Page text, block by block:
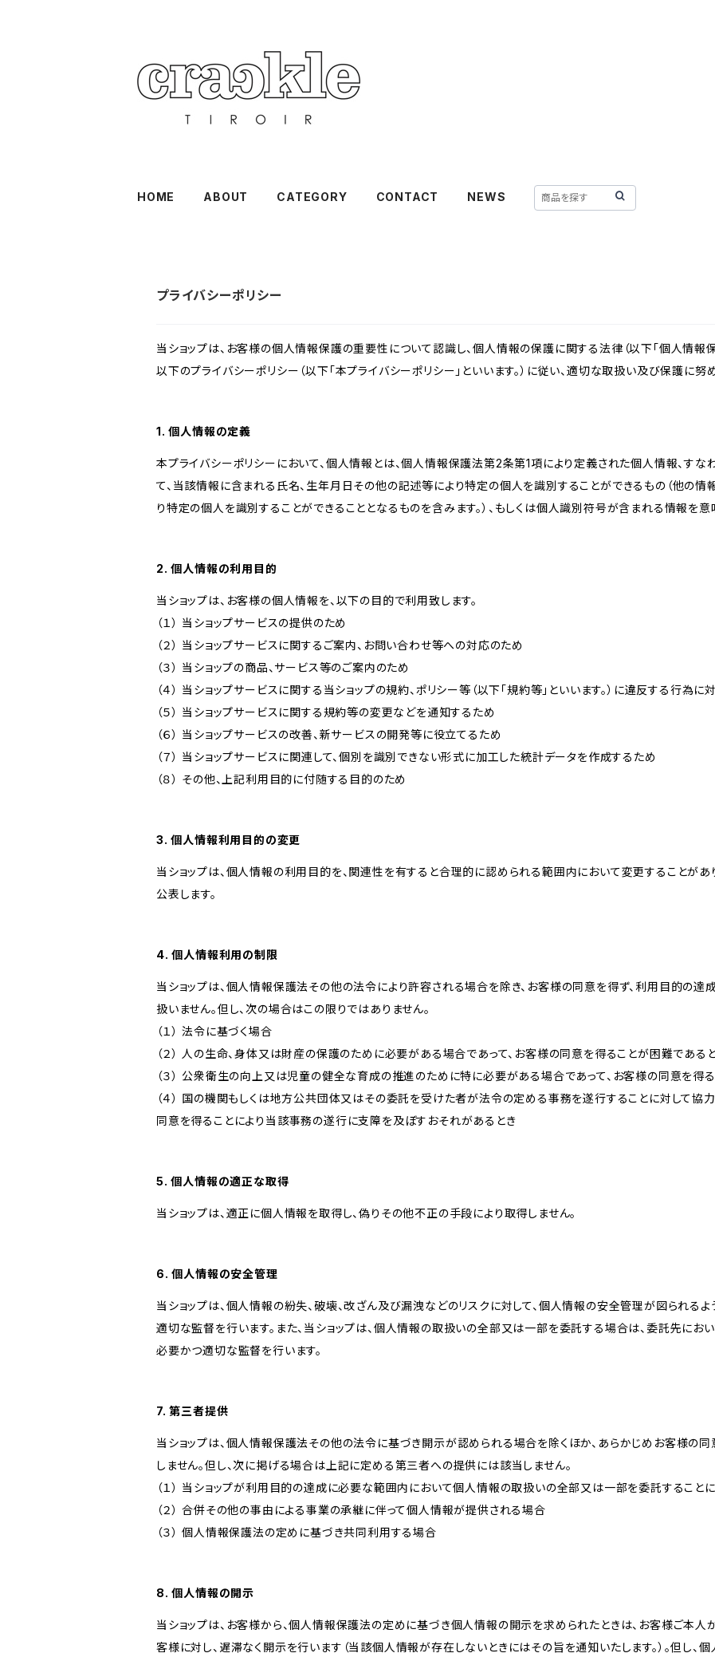
HOME ABOUT CATEGORY CONTACT NEWS
プライバシーポリシー
当ショップは、お客様の個人情報保護の重要性について認識し、個人情報の保護に関する法律（以下「個人情報保
以下のプライバシーポリシー（以下「本プライバシーポリシー」といいます。）に従い、適切な取扱い及び保護に努め
1. 個人情報の定義
本プライバシーポリシーにおいて、個人情報とは、個人情報保護法第2条第1項により定義された個人情報、すな
て、当該情報に含まれる氏名、生年月日その他の記述等により特定の個人を識別することができるもの（他の情
り特定の個人を識別することができることとなるものを含みます。）、もしくは個人識別符号が含まれる情報を意
2. 個人情報の利用目的
当ショップは、お客様の個人情報を、以下の目的で利用致します。
（１） 当ショップサービスの提供のため
（２） 当ショップサービスに関するご案内、お問い合わせ等への対応のため
（３） 当ショップの商品、サービス等のご案内のため
（４） 当ショップサービスに関する当ショップの規約、ポリシー等（以下「規約等」といいます。）に違反する行為
（５） 当ショップサービスに関する規約等の変更などを通知するため
（６） 当ショップサービスの改善、新サービスの開発等に役立てるため
（７） 当ショップサービスに関連して、個別を識別できない形式に加工した統計データを作成するため
（８） その他、上記利用目的に付随する目的のため
3. 個人情報利用目的の変更
当ショップは、個人情報の利用目的を、関連性を有すると合理的に認められる範囲内において変更することが
公表します。
4. 個人情報利用の制限
当ショップは、個人情報保護法その他の法令により許容される場合を除き、お客様の同意を得ず、利用目的の
扱いません。但し、次の場合はこの限りではありません。
（１） 法令に基づく場合
（２） 人の生命、身体又は財産の保護のために必要がある場合であって、お客様の同意を得ることが困難である
（３） 公衆衛生の向上又は児童の健全な育成の推進のために特に必要がある場合であって、お客様の同意を得
（４） 国の機関もしくは地方公共団体又はその委託を受けた者が法令の定める事務を遂行することに対して協
同意を得ることにより当該事務の遂行に支障を及ぼすおそれがあるとき
5. 個人情報の適正な取得
当ショップは、適正に個人情報を取得し、偽りその他不正の手段により取得しません。
6. 個人情報の安全管理
当ショップは、個人情報の紛失、破壊、改ざん及び漏洩などのリスクに対して、個人情報の安全管理が図られるよ
適切な監督を行います。また、当ショップは、個人情報の取扱いの全部又は一部を委託する場合は、委託先にお
必要かつ適切な監督を行います。
7. 第三者提供
当ショップは、個人情報保護法その他の法令に基づき開示が認められる場合を除くほか、あらかじめお客様の
しません。但し、次に掲げる場合は上記に定める第三者への提供には該当しません。
（１） 当ショップが利用目的の達成に必要な範囲内において個人情報の取扱いの全部又は一部を委託すること
（２） 合併その他の事由による事業の承継に伴って個人情報が提供される場合
（３） 個人情報保護法の定めに基づき共同利用する場合
8. 個人情報の開示
当ショップは、お客様から、個人情報保護法の定めに基づき個人情報の開示を求められたときは、お客様ご本人
客様に対し、遅滞なく開示を行います（当該個人情報が存在しないときにはその旨を通知いたします。）。但し、